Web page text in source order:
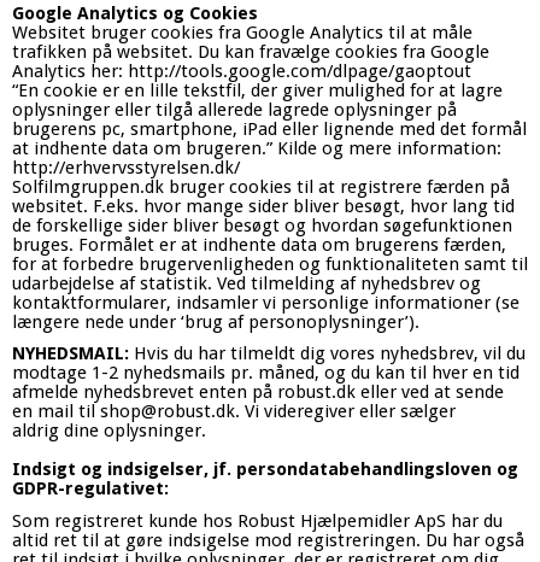
Google Analytics og Cookies
Websitet bruger cookies fra Google Analytics til at måle
trafikken på websitet. Du kan fravælge cookies fra Google
Analytics her: http://tools.google.com/dlpage/gaoptout
“En cookie er en lille tekstfil, der giver mulighed for at lagre
oplysninger eller tilgå allerede lagrede oplysninger på
brugerens pc, smartphone, iPad eller lignende med det formål
at indhente data om brugeren.” Kilde og mere information:
http://erhvervsstyrelsen.dk/
Solfilmgruppen.dk bruger cookies til at registrere færden på
websitet. F.eks. hvor mange sider bliver besøgt, hvor lang tid
de forskellige sider bliver besøgt og hvordan søgefunktionen
bruges. Formålet er at indhente data om brugerens færden,
for at forbedre brugervenligheden og funktionaliteten samt til
udarbejdelse af statistik. Ved tilmelding af nyhedsbrev og
kontaktformularer, indsamler vi personlige informationer (se
længere nede under ‘brug af personoplysninger’).
NYHEDSMAIL: Hvis du har tilmeldt dig vores nyhedsbrev, vil du
modtage 1-2 nyhedsmails pr. måned, og du kan til hver en tid
afmelde nyhedsbrevet enten på robust.dk eller ved at sende
en mail til shop@robust.dk. Vi videregiver eller sælger
aldrig dine oplysninger.
Indsigt og indsigelser, jf. persondatabehandlingsloven og
GDPR-regulativet:
Som registreret kunde hos Robust Hjælpemidler ApS har du
altid ret til at gøre indsigelse mod registreringen. Du har også